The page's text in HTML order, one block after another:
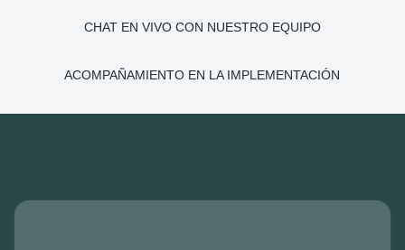
CHAT EN VIVO CON NUESTRO EQUIPO
ACOMPAÑAMIENTO EN LA IMPLEMENTACIÓN